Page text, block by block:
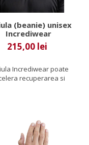
(beanie) unisex
Incrediwear
215,00 lei
Incrediwear poate
recuperarea si